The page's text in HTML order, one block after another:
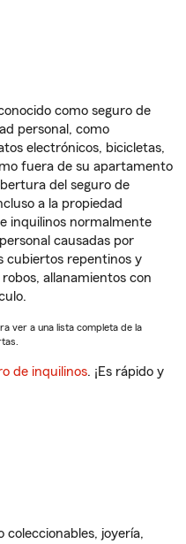
como seguro de
personal, como
electrónicos, bicicletas,
fuera de su apartamento
del seguro de
a la propiedad
inquilinos normalmente
causadas por
cubiertos repentinos y
allanamientos con
ver a una lista completa de la
de inquilinos. ¡Es rápido y
joyería,